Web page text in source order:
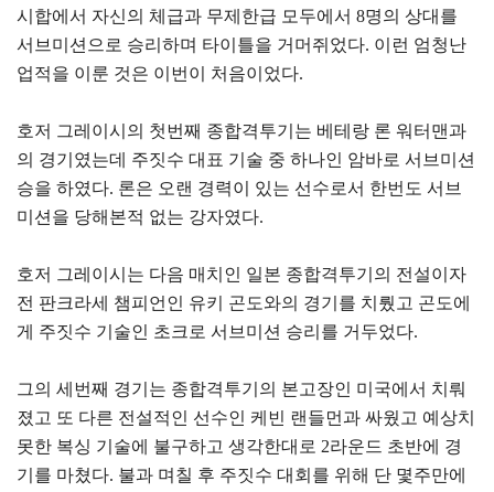
시합에서 자신의 체급과 무제한급 모두에서 8명의 상대를
서브미션으로 승리하며 타이틀을 거머쥐었다. 이런 엄청난
업적을 이룬 것은 이번이 처음이었다.
호저 그레이시의 첫번째 종합격투기는 베테랑 론 워터맨과
의 경기였는데 주짓수 대표 기술 중 하나인 암바로 서브미션
승을 하였다. 론은 오랜 경력이 있는 선수로서 한번도 서브
미션을 당해본적 없는 강자였다.
호저 그레이시는 다음 매치인 일본 종합격투기의 전설이자
전 판크라세 챔피언인 유키 곤도와의 경기를 치뤘고 곤도에
게 주짓수 기술인 초크로 서브미션 승리를 거두었다.
그의 세번째 경기는 종합격투기의 본고장인 미국에서 치뤄
졌고 또 다른 전설적인 선수인 케빈 랜들먼과 싸웠고 예상치
못한 복싱 기술에 불구하고 생각한대로 2라운드 초반에 경
기를 마쳤다. 불과 며칠 후 주짓수 대회를 위해 단 몇주만에